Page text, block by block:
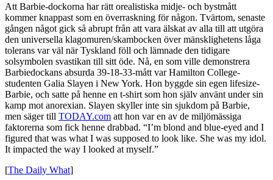
Att Barbie-dockorna har rätt orealistiska midje- och bystmått
kommer knappast som en överraskning för någon. Tvärtom, senaste
gången något gick så abrupt från att vara älskat av alla till att utgöra
den universella klagomuren/skambocken över mänsklighetens låga
tolerans var väl när Tyskland föll och lämnade den tidigare
solsymbolen svastikan till sitt öde. Nå, en som ville demonstrera
Barbiedockans absurda 39-18-33-mått var Hamilton College-
studenten Galia Slayen i New York. Hon byggde sin egen lifesize-
Barbie, och satte på henne en t-shirt som hon själv använt under sin
kamp mot anorexian. Slayen skyller inte sin sjukdom på Barbie,
men säger till TODAY.com att hon var en av de miljömässiga
faktorerna som fick henne drabbad. “I’m blond and blue-eyed and I
figured that was what I was supposed to look like. She was my idol.
It impacted the way I looked at myself.”
[The Daily What]